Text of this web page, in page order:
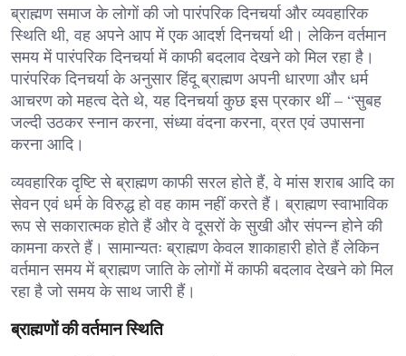
ब्राह्मण समाज के लोगों की जो पारंपरिक दिनचर्या और व्यवहारिक
स्थिति थी, वह अपने आप में एक आदर्श दिनचर्या थी। लेकिन वर्तमान
समय में पारंपरिक दिनचर्या में काफी बदलाव देखने को मिल रहा है।
पारंपरिक दिनचर्या के अनुसार हिंदू ब्राह्मण अपनी धारणा और धर्म
आचरण को महत्व देते थे, यह दिनचर्या कुछ इस प्रकार थीं – “सुबह
जल्दी उठकर स्नान करना, संध्या वंदना करना, व्रत एवं उपासना
करना आदि।
व्यवहारिक दृष्टि से ब्राह्मण काफी सरल होते हैं, वे मांस शराब आदि का
सेवन एवं धर्म के विरुद्ध हो वह काम नहीं करते हैं। ब्राह्मण स्वाभाविक
रूप से सकारात्मक होते हैं और वे दूसरों के सुखी और संपन्न होने की
कामना करते हैं। सामान्यतः ब्राह्मण केवल शाकाहारी होते हैं लेकिन
वर्तमान समय में ब्राह्मण जाति के लोगों में काफी बदलाव देखने को मिल
रहा है जो समय के साथ जारी हैं।
ब्राह्मणों की वर्तमान स्थिति